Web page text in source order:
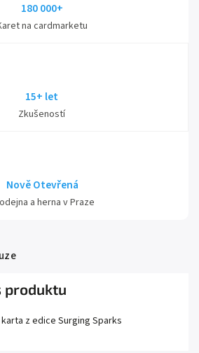
180 000+
na cardmarketu
15+ let
Zkušeností
Nově Otevřená
a herna v Praze
produktu
z edice Surging Sparks